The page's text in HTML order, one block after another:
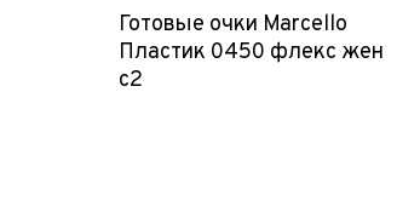
Готовые очки Marcello
Пластик 0450 флекс жен
с2